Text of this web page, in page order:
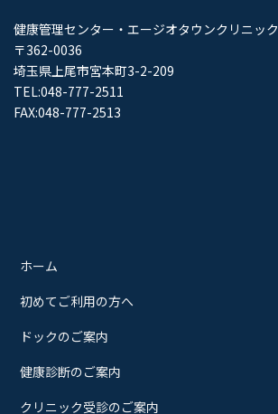
健康管理センター・エージオタウンクリニック
〒362-0036
埼玉県上尾市宮本町3-2-209
TEL:048-777-2511
FAX:048-777-2513
ホーム
初めてご利用の方へ
ドックのご案内
健康診断のご案内
クリニック受診のご案内